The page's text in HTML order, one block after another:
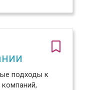
подходы к